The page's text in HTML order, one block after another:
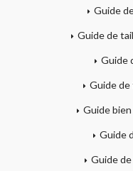
Guide
Guide de
Guide
Guide de
Guide
Guide
Guide